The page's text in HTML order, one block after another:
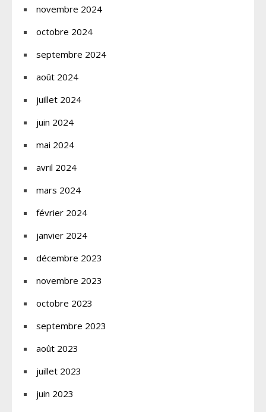
novembre 2024
octobre 2024
septembre 2024
août 2024
juillet 2024
juin 2024
mai 2024
avril 2024
mars 2024
février 2024
janvier 2024
décembre 2023
novembre 2023
octobre 2023
septembre 2023
août 2023
juillet 2023
juin 2023